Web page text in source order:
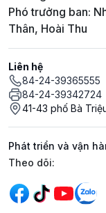
Phó trưởng ban:
Thân, Hoài Thu
Liên hệ
84-24-39365555
84-24-39342724
41-43 phố Bà
Phát triển và vận
Mạng xã hội
Theo dõi: